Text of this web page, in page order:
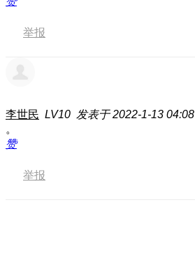
举报
李世民 LV10 发表于 2022-1-13 04:08
。
赞
举报